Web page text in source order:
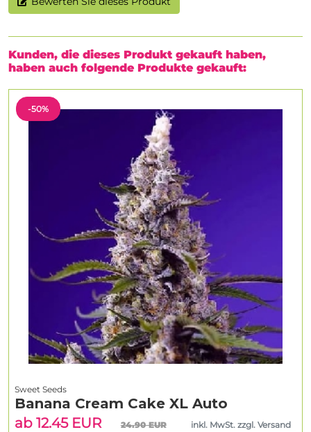
Kunden, die dieses Produkt gekauft haben,
haben auch folgende Produkte gekauft:
-50%
Sweet Seeds
Banana Cream Cake XL Auto
ab 12.45 EUR
24.90 EUR inkl. MwSt. zzgl. Versand